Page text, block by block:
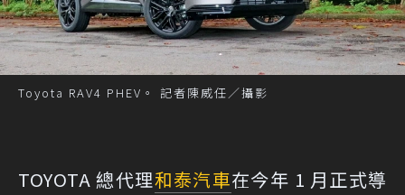
Toyota RAV4 PHEV。 記者陳威任／攝影
TOYOTA 總代理和泰汽車在今年 1 月正式導